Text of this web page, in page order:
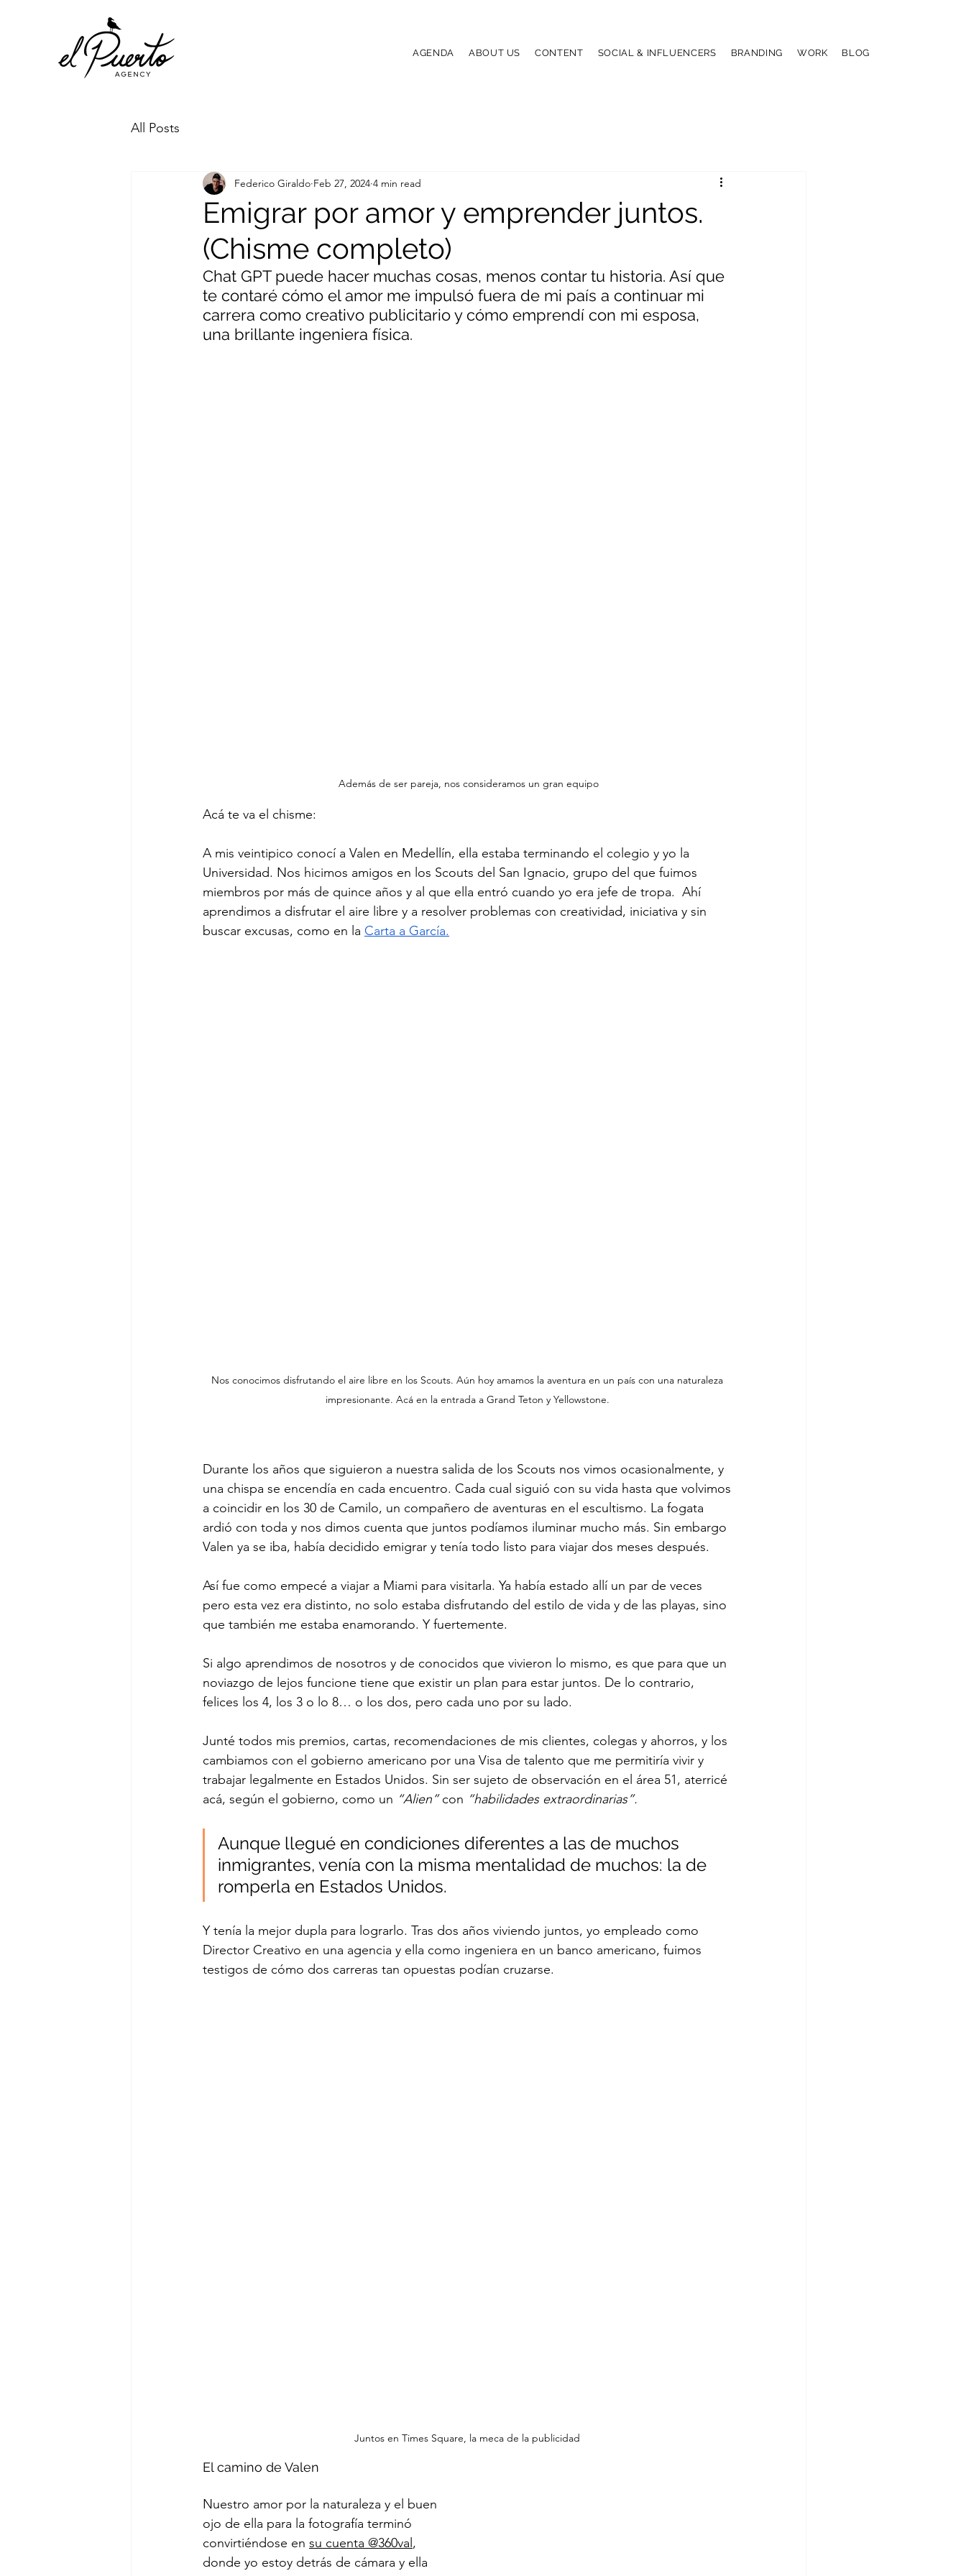
AGENDA ABOUT US CONTENT SOCIAL & INFLUENCERS BRANDING WORK BLOG
All Posts
Emigrar por amor y emprender juntos.
(Chisme completo)
Federico Giraldo Feb 27, 2024 4 min read
Chat GPT puede hacer muchas cosas, menos contar tu historia. Así que
te contaré cómo el amor me impulsó fuera de mi país a continuar mi
carrera como creativo publicitario y cómo emprendí con mi esposa,
una brillante ingeniera física.
Además de ser pareja, nos consideramos un gran equipo
Acá te va el chisme:
A mis veintipico conocí a Valen en Medellín, ella estaba terminando el colegio y yo la
Universidad. Nos hicimos amigos en los Scouts del San Ignacio, grupo del que fuimos
miembros por más de quince años y al que ella entró cuando yo era jefe de tropa.  Ahí
aprendimos a disfrutar el aire libre y a resolver problemas con creatividad, iniciativa y sin
buscar excusas, como en la Carta a García.
Nos conocimos disfrutando el aire libre en los Scouts. Aún hoy amamos la aventura en un país con una naturaleza
impresionante. Acá en la entrada a Grand Teton y Yellowstone.
Durante los años que siguieron a nuestra salida de los Scouts nos vimos ocasionalmente, y
una chispa se encendía en cada encuentro. Cada cual siguió con su vida hasta que volvimos
a coincidir en los 30 de Camilo, un compañero de aventuras en el escultismo. La fogata
ardió con toda y nos dimos cuenta que juntos podíamos iluminar mucho más. Sin embargo
Valen ya se iba, había decidido emigrar y tenía todo listo para viajar dos meses después.
Así fue como empecé a viajar a Miami para visitarla. Ya había estado allí un par de veces
pero esta vez era distinto, no solo estaba disfrutando del estilo de vida y de las playas, sino
que también me estaba enamorando. Y fuertemente.
Si algo aprendimos de nosotros y de conocidos que vivieron lo mismo, es que para que un
noviazgo de lejos funcione tiene que existir un plan para estar juntos. De lo contrario,
felices los 4, los 3 o lo 8… o los dos, pero cada uno por su lado.
Junté todos mis premios, cartas, recomendaciones de mis clientes, colegas y ahorros, y los
cambiamos con el gobierno americano por una Visa de talento que me permitiría vivir y
trabajar legalmente en Estados Unidos. Sin ser sujeto de observación en el área 51, aterricé
acá, según el gobierno, como un “Alien” con “habilidades extraordinarias”.
Aunque llegué en condiciones diferentes a las de muchos
inmigrantes, venía con la misma mentalidad de muchos: la de
romperla en Estados Unidos.
Y tenía la mejor dupla para lograrlo. Tras dos años viviendo juntos, yo empleado como
Director Creativo en una agencia y ella como ingeniera en un banco americano, fuimos
testigos de cómo dos carreras tan opuestas podían cruzarse.
Juntos en Times Square, la meca de la publicidad
El camino de Valen
Nuestro amor por la naturaleza y el buen
ojo de ella para la fotografía terminó
convirtiéndose en su cuenta @360val ,
donde yo estoy detrás de cámara y ella